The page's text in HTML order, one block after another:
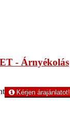
- Árnyékolás
Kérjen árajánlatot!